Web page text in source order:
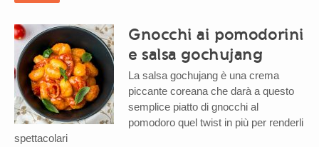
Gnocchi ai pomodorini
e salsa gochujang
La salsa gochujang è una crema
piccante coreana che darà a questo
semplice piatto di gnocchi al
pomodoro quel twist in più per renderli
spettacolari